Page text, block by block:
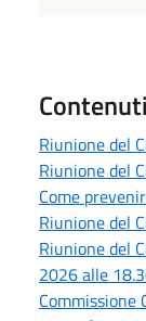
Riunione del
Riunione del
Come
Riunione del
Riunione del
2026 alle